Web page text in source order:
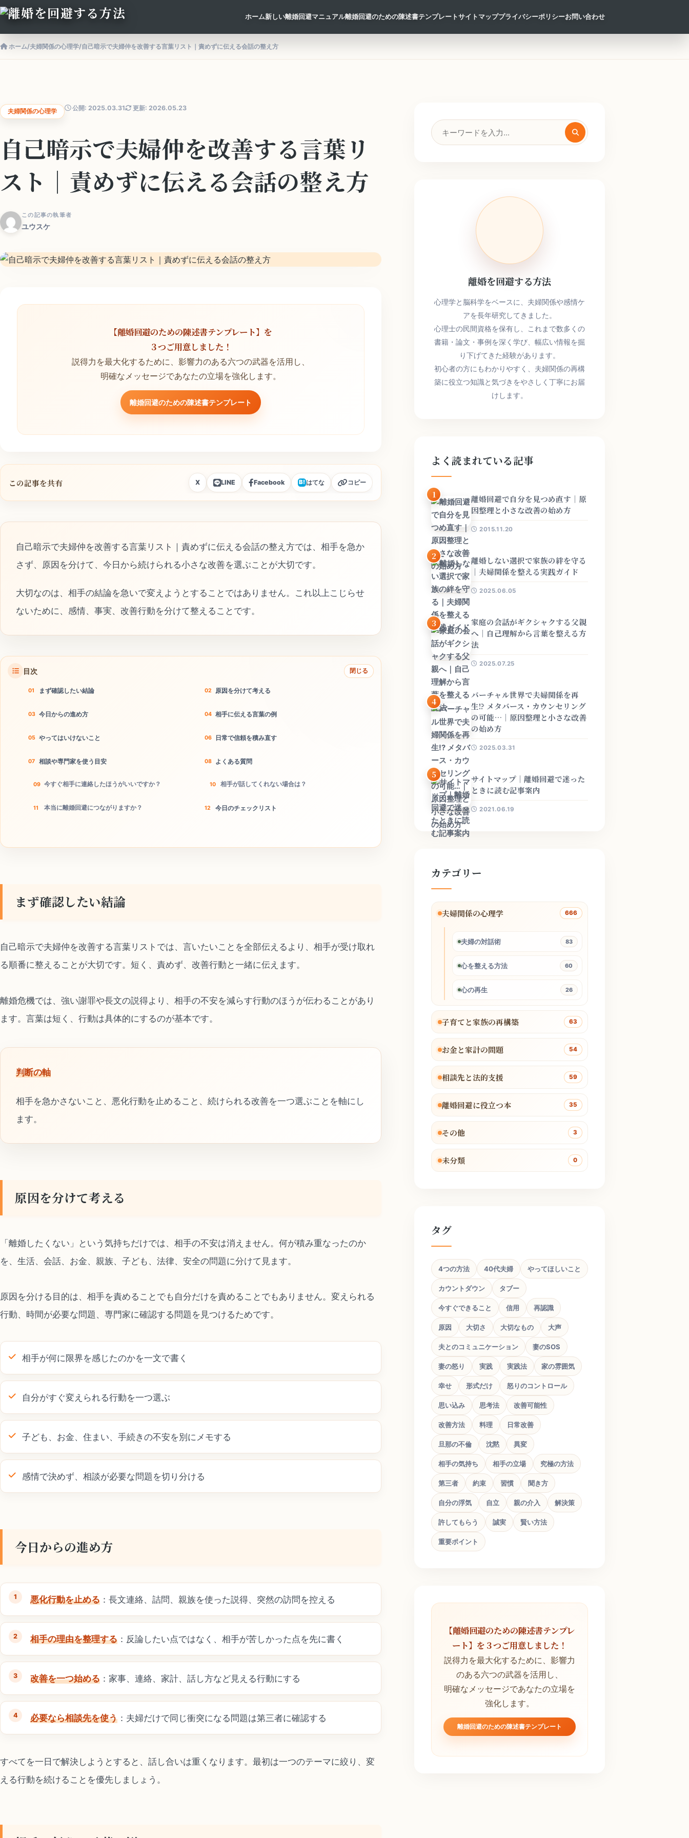
ホーム新しい離婚回避マニュアル離婚回避のための陳述書テンプレートサイトマッププライバシーポリシーお問い合わせ
ホーム/夫婦関係の心理学/自己暗示で夫婦仲を改善する言葉リスト｜責めずに伝える会話の整え方
夫婦関係の心理学 公開: 2025.03.31 更新: 2026.05.23
自己暗示で夫婦仲を改善する言葉リ
スト｜責めずに伝える会話の整え方
この記事の執筆者
ユウスケ
【離婚回避のための陳述書テンプレート】を
３つご用意しました！
説得力を最大化するために、影響力のある六つの武器を活用し、
明確なメッセージであなたの立場を強化します。
離婚回避のための陳述書テンプレート
この記事を共有 X LINE Facebook B!はてな コピー
自己暗示で夫婦仲を改善する言葉リスト｜責めずに伝える会話の整え方では、相手を急か
さず、原因を分けて、今日から続けられる小さな改善を選ぶことが大切です。
大切なのは、相手の結論を急いで変えようとすることではありません。これ以上こじらせ
ないために、感情、事実、改善行動を分けて整えることです。
目次 閉じる
まず確認したい結論 原因を分けて考える
今日からの進め方 相手に伝える言葉の例
やってはいけないこと 日常で信頼を積み直す
相談や専門家を使う目安 よくある質問
今すぐ相手に連絡したほうがいいですか？ 相手が話してくれない場合は？
本当に離婚回避につながりますか？ 今日のチェックリスト
まず確認したい結論
自己暗示で夫婦仲を改善する言葉リストでは、言いたいことを全部伝えるより、相手が受け取れ
る順番に整えることが大切です。短く、責めず、改善行動と一緒に伝えます。
離婚危機では、強い謝罪や長文の説得より、相手の不安を減らす行動のほうが伝わることがあり
ます。言葉は短く、行動は具体的にするのが基本です。
判断の軸
相手を急かさないこと、悪化行動を止めること、続けられる改善を一つ選ぶことを軸にし
ます。
原因を分けて考える
「離婚したくない」という気持ちだけでは、相手の不安は消えません。何が積み重なったのか
を、生活、会話、お金、親族、子ども、法律、安全の問題に分けて見ます。
原因を分ける目的は、相手を責めることでも自分だけを責めることでもありません。変えられる
行動、時間が必要な問題、専門家に確認する問題を見つけるためです。
相手が何に限界を感じたのかを一文で書く
自分がすぐ変えられる行動を一つ選ぶ
子ども、お金、住まい、手続きの不安を別にメモする
感情で決めず、相談が必要な問題を切り分ける
今日からの進め方
悪化行動を止める ：長文連絡、詰問、親族を使った説得、突然の訪問を控える
相手の理由を整理する ：反論したい点ではなく、相手が苦しかった点を先に書く
改善を一つ始める ：家事、連絡、家計、話し方など見える行動にする
必要なら相談先を使う ：夫婦だけで同じ衝突になる問題は第三者に確認する
すべてを一日で解決しようとすると、話し合いは重くなります。最初は一つのテーマに絞り、変
える行動を続けることを優先しましょう。
検
索
離婚を回避する方法
心理学と脳科学をベースに、夫婦関係や感情ケ
アを長年研究してきました。
心理士の民間資格を保有し、これまで数多くの
書籍・論文・事例を深く学び、幅広い情報を掘
り下げてきた経験があります。
初心者の方にもわかりやすく、夫婦関係の再構
築に役立つ知識と気づきをやさしく丁寧にお届
けします。
よく読まれている記事
1
離婚回避で自分を見つめ直す｜原
因整理と小さな改善の始め方
2015.11.20
2
離婚しない選択で家族の絆を守る
｜夫婦関係を整える実践ガイド
2025.06.05
3
家庭の会話がギクシャクする父親
へ｜自己理解から言葉を整える方
法
2025.07.25
4
バーチャル世界で夫婦関係を再
生!? メタバース・カウンセリング
の可能…｜原因整理と小さな改善
の始め方
2025.03.31
5
サイトマップ｜離婚回避で迷った
ときに読む記事案内
2021.06.19
カテゴリー
夫婦関係の心理学 666
夫婦の対話術 83
心を整える方法 60
心の再生 26
子育てと家族の再構築 63
お金と家計の問題 54
相談先と法的支援 59
離婚回避に役立つ本 35
その他 3
未分類 0
タグ
4つの方法 40代夫婦 やってほしいこと
カウントダウン タブー
今すぐできること 信用 再認識
原因 大切さ 大切なもの 大声
夫とのコミュニケーション 妻のSOS
妻の怒り 実践 実践法 家の雰囲気
幸せ 形式だけ 怒りのコントロール
思い込み 思考法 改善可能性
改善方法 料理 日常改善
旦那の不倫 沈黙 異変
相手の気持ち 相手の立場 究極の方法
第三者 約束 習慣 聞き方
自分の浮気 自立 親の介入 解決策
許してもらう 誠実 賢い方法
重要ポイント
【離婚回避のための陳述書テンプレ
ート】を３つご用意しました！
説得力を最大化するために、影響力
のある六つの武器を活用し、
明確なメッセージであなたの立場を
強化します。
離婚回避のための陳述書テンプレート